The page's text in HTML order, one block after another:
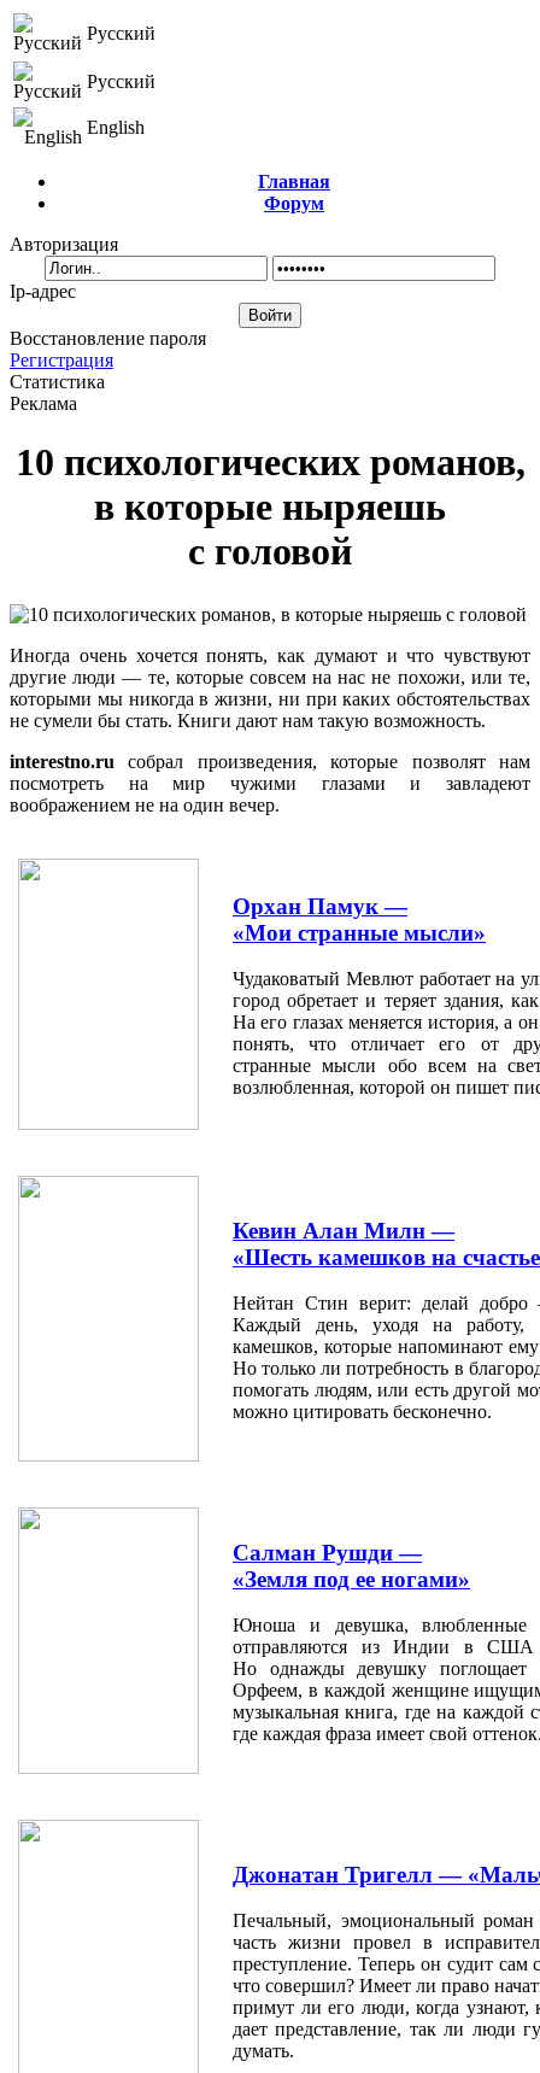
Русский
Русский
English
Главная
Форум
Авторизация
Ip-адрес
Восстановление пароля
Регистрация
Статистика
Реклама
10 психологических романов,
в которые ныряешь
с головой
Иногда очень хочется понять, как думают и что чувствуют
другие люди — те, которые совсем на нас не похожи, или те,
которыми мы никогда в жизни, ни при каких обстоятельствах
не сумели бы стать. Книги дают нам такую возможность.
interestno.ru собрал произведения, которые позволят нам
посмотреть на мир чужими глазами и завладеют
воображением не на один вечер.
Орхан Памук —
«Мои странные мысли»
Чудаковатый Мевлют работает на
город обретает и теряет здания,
На его глазах меняется история, а
понять, что отличает его от
странные мысли обо всем на
возлюбленная, которой он пишет
Кевин Алан Милн —
«Шесть камешков на
Нейтан Стин верит: делай
Каждый день, уходя на
камешков, которые напоминают
Но только ли потребность в
помогать людям, или есть другой
можно цитировать бесконечно.
Салман Рушди —
«Земля под ее ногами»
Юноша и девушка,
отправляются из Индии в США и
Но однажды девушку поглощает
Орфеем, в каждой женщине
музыкальная книга, где на каждой
где каждая фраза имеет свой
Джонатан Тригелл —
Печальный, эмоциональный
часть жизни провел в
преступление. Теперь он судит
что совершил? Имеет ли право
примут ли его люди, когда
дает представление, так ли люди
думать.